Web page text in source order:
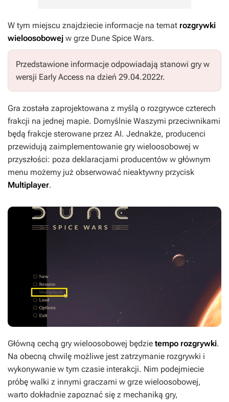
W tym miejscu znajdziecie informacje na temat rozgrywki
wieloosobowej w grze Dune Spice Wars.
Przedstawione informacje odpowiadają stanowi gry w
wersji Early Access na dzień 29.04.2022r.
Gra została zaprojektowana z myślą o rozgrywce czterech
frakcji na jednej mapie. Domyślnie Waszymi przeciwnikami
będą frakcje sterowane przez AI. Jednakże, producenci
przewidują zaimplementowanie gry wieloosobowej w
przyszłości: poza deklaracjami producentów w głównym
menu możemy już obserwować nieaktywny przycisk
Multiplayer.
Główną cechą gry wieloosobowej będzie tempo rozgrywki.
Na obecną chwilę możliwe jest zatrzymanie rozgrywki i
wykonywanie w tym czasie interakcji. Nim podejmiecie
próbę walki z innymi graczami w grze wieloosobowej,
warto dokładnie zapoznać się z mechaniką gry,